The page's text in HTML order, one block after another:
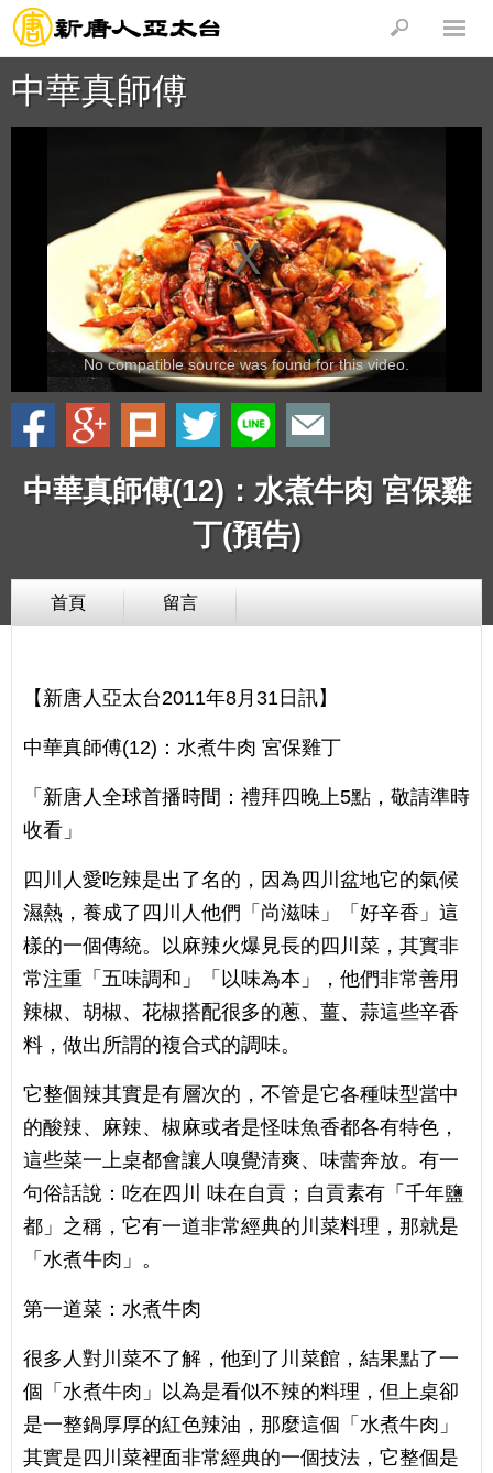
中華真師傅
No compatible source was found for this video.
中華真師傅(12)：水煮牛肉 宮保雞
丁(預告)
首頁 留言
【新唐人亞太台2011年8月31日訊】
中華真師傅(12)：水煮牛肉 宮保雞丁
「新唐人全球首播時間：禮拜四晚上5點，敬請準時
收看」
四川人愛吃辣是出了名的，因為四川盆地它的氣候
濕熱，養成了四川人他們「尚滋味」「好辛香」這
樣的一個傳統。以麻辣火爆見長的四川菜，其實非
常注重「五味調和」「以味為本」，他們非常善用
辣椒、胡椒、花椒搭配很多的蔥、薑、蒜這些辛香
料，做出所謂的複合式的調味。
它整個辣其實是有層次的，不管是它各種味型當中
的酸辣、麻辣、椒麻或者是怪味魚香都各有特色，
這些菜一上桌都會讓人嗅覺清爽、味蕾奔放。有一
句俗話說：吃在四川 味在自貢；自貢素有「千年鹽
都」之稱，它有一道非常經典的川菜料理，那就是
「水煮牛肉」。
第一道菜：水煮牛肉
很多人對川菜不了解，他到了川菜館，結果點了一
個「水煮牛肉」以為是看似不辣的料理，但上桌卻
是一整鍋厚厚的紅色辣油，那麼這個「水煮牛肉」
其實是四川菜裡面非常經典的一個技法，它整個是